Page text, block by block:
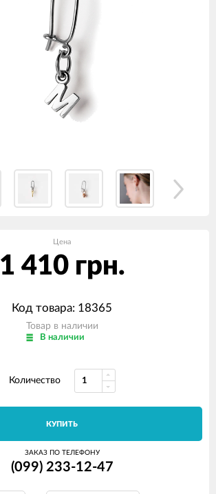
Цена
1 410 грн.
Код товара: 18365
Товар в наличии
В наличии
Количество
КУПИТЬ
ЗАКАЗ ПО ТЕЛЕФОНУ
(099) 233-12-47